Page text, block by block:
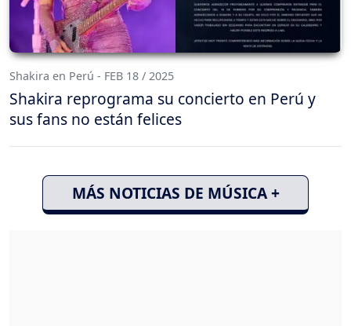
Shakira en Perú - FEB 18 / 2025
Shakira reprograma su concierto en Perú y
sus fans no están felices
MÁS NOTICIAS DE MÚSICA +